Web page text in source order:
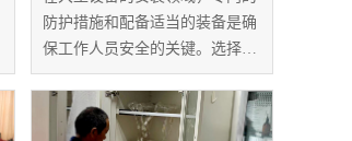
防护措施和配备适当的装备是确
保工作人员安全的关键。选择一
家大型设备安装公司时，对其在
这些方面的表现进行深入分析至
关重要。本文将聚焦于防护措施